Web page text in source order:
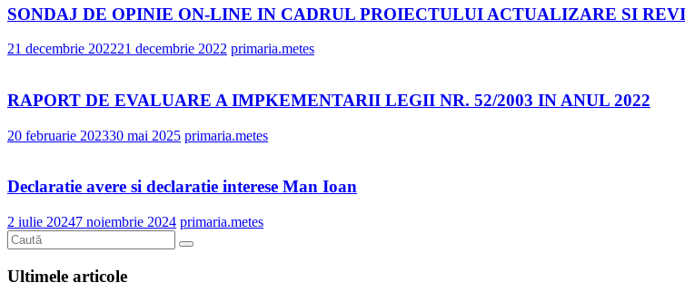
SONDAJ DE OPINIE ON-LINE IN CADRUL PROIECTULUI ACTUALIZARE SI
21 decembrie 202221 decembrie 2022 primaria.metes
RAPORT DE EVALUARE A IMPKEMENTARII LEGII NR. 52/2003 IN ANUL 2022
20 februarie 202330 mai 2025 primaria.metes
Declaratie avere si declaratie interese Man Ioan
2 iulie 20247 noiembrie 2024 primaria.metes
Ultimele articole